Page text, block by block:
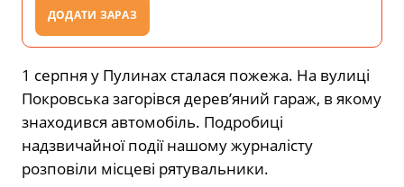
ДОДАТИ ЗАРАЗ
1 серпня у Пулинах сталася пожежа. На вулиці
Покровська загорівся дерев’яний гараж, в якому
знаходився автомобіль. Подробиці
надзвичайної події нашому журналісту
розповіли місцеві рятувальники.